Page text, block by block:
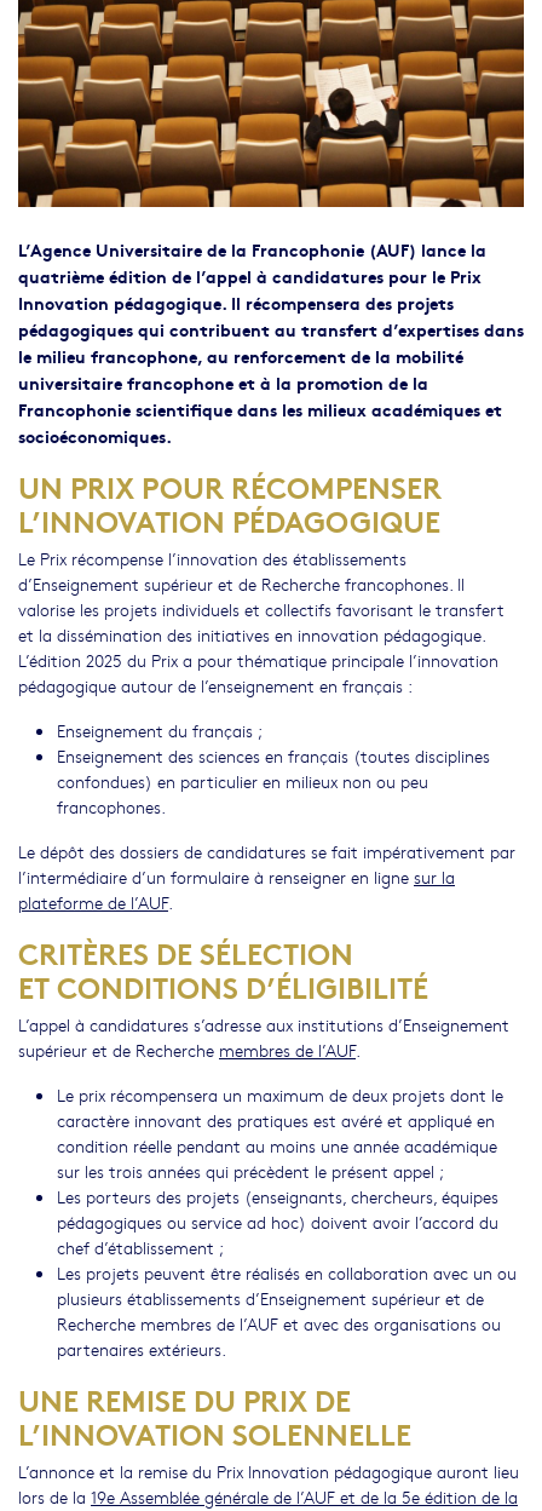
L’Agence Universitaire de la Francophonie (AUF) lance la
quatrième édition de l’appel à candidatures pour le Prix
Innovation pédagogique. Il récompensera des projets
pédagogiques qui contribuent au transfert d’expertises dans
le milieu francophone, au renforcement de la mobilité
universitaire francophone et à la promotion de la
Francophonie scientifique dans les milieux académiques et
socioéconomiques.
UN PRIX POUR RÉCOMPENSER
L’INNOVATION PÉDAGOGIQUE
Le Prix récompense l’innovation des établissements
d’Enseignement supérieur et de Recherche francophones. Il
valorise les projets individuels et collectifs favorisant le transfert
et la dissémination des initiatives en innovation pédagogique.
L’édition 2025 du Prix a pour thématique principale l’innovation
pédagogique autour de l’enseignement en français :
Enseignement du français ;
Enseignement des sciences en français (toutes disciplines
confondues) en particulier en milieux non ou peu
francophones.
Le dépôt des dossiers de candidatures se fait impérativement par
l’intermédiaire d’un formulaire à renseigner en ligne sur la
plateforme de l’AUF.
CRITÈRES DE SÉLECTION
ET CONDITIONS D’ÉLIGIBILITÉ
L’appel à candidatures s’adresse aux institutions d’Enseignement
supérieur et de Recherche membres de l’AUF.
Le prix récompensera un maximum de deux projets dont le
caractère innovant des pratiques est avéré et appliqué en
condition réelle pendant au moins une année académique
sur les trois années qui précèdent le présent appel ;
Les porteurs des projets (enseignants, chercheurs, équipes
pédagogiques ou service ad hoc) doivent avoir l’accord du
chef d’établissement ;
Les projets peuvent être réalisés en collaboration avec un ou
plusieurs établissements d’Enseignement supérieur et de
Recherche membres de l’AUF et avec des organisations ou
partenaires extérieurs.
UNE REMISE DU PRIX DE
L’INNOVATION SOLENNELLE
L’annonce et la remise du Prix Innovation pédagogique auront lieu
lors de la 19e Assemblée générale de l’AUF et de la 5e édition de la